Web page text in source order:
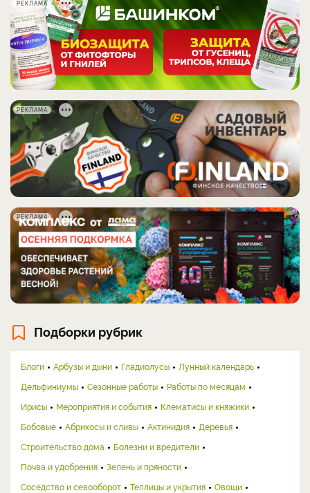
РЕКЛАМА
РЕКЛАМА
РЕКЛАМА
Подборки рубрик
Блоги Арбузы и дыни Гладиолусы
Лунный календарь
Дельфиниумы
Сезонные работы
Работы по месяцам
Ирисы
Мероприятия и события
Клематисы и княжики
Бобовые
Абрикосы и сливы Актинидия
Деревья
Строительство дома
Болезни и вредители
Почва и удобрения
Зелень и пряности
Соседство и севооборот
Теплицы и укрытия
Овощи